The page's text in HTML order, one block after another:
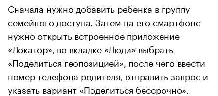
Сначала нужно добавить ребенка в группу
семейного доступа. Затем на его смартфоне
нужно открыть встроенное приложение
«Локатор», во вкладке «Люди» выбрать
«Поделиться геопозицией», после чего ввести
номер телефона родителя, отправить запрос и
указать вариант «Поделиться бессрочно».